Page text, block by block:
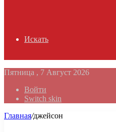
Искать
Пятница , 7 Август 2026
Войти
Switch skin
Главная/джейсон